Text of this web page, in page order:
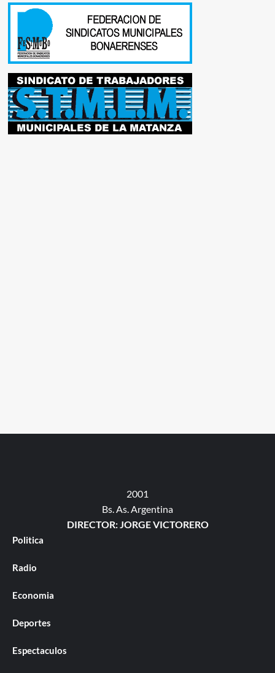
2001
Bs. As. Argentina
DIRECTOR: JORGE VICTORERO
Politica
Radio
Economia
Deportes
Espectaculos